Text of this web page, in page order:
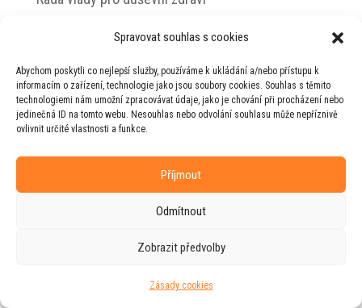
Spravovat souhlas s cookies
Abychom poskytli co nejlepší služby, používáme k ukládání a/nebo přístupu k
informacím o zařízení, technologie jako jsou soubory cookies. Souhlas s těmito
technologiemi nám umožní zpracovávat údaje, jako je chování při procházení nebo
jedinečná ID na tomto webu. Nesouhlas nebo odvolání souhlasu může nepříznivě
ovlivnit určité vlastnosti a funkce.
Příjmout
Odmítnout
Zobrazit předvolby
Zásady cookies
© 2026 Jiří Horecký – Osobní stránky Jiřího
Horeckého
Web vytvořila firma